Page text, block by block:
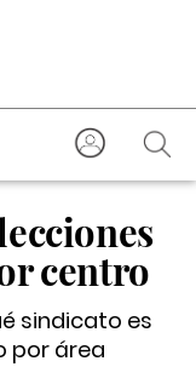
centro
sindicato es
por área